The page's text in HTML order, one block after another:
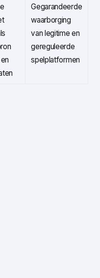
Gegarandeerde
waarborging
van legitime en
gereguleerde
spelplatformen